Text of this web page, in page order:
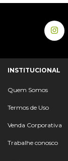
INSTITUCIONAL
Quem Somos
Termos de Uso
Venda Corporativa
Trabalhe conosco